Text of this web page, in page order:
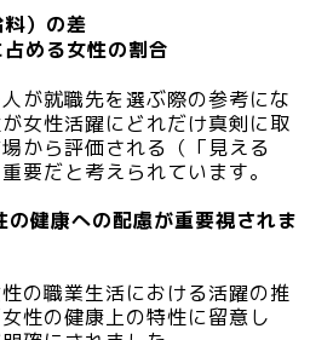
）の差
める女性の割合
が就職先を選ぶ際の参考にな
女性活躍にどれだけ真剣に取
から評価される（「見える
要だと考えられています。
健康への配慮が重要視されま
の職業生活における活躍の推
性の健康上の特性に留意し